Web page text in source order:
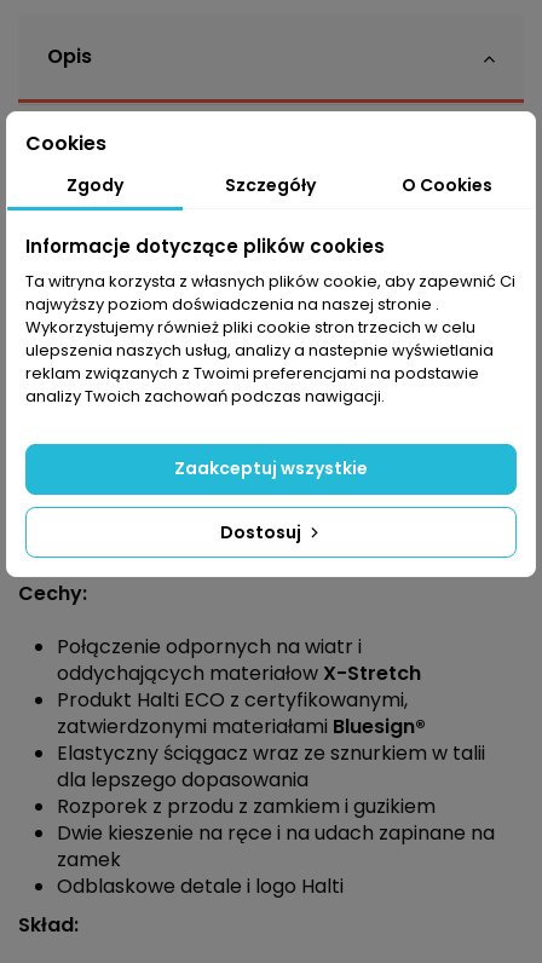
Opis
Halti Pallas to męskie szorty X-Stretch o doskonałym
dopasowaniu i długości. Spodenki są specjalnie
zaprojektowane do aktywnego użytku na zewnątrz
Tkanina jest mieszanką dwóch materiałów
Stretch, które są odporne na wiatr i wodę, a
jednocześnie są wyjątkowo oddychające i
rozciągliwe. Model ten to ekologiczny produkt Halti,
którego materiały posiadają certyfikat zatwierdzony
przezBluesign®.
X-Stretch to wiatroszczelny i odporny na wilgoć
materiał. Jego elastyczność sprawdza się idealnie
podczas każdego rodzaju aktywności fizycznej, a
dzięki właściwościom oddychającym szybko schnie.
Cechy:
Połączenie odpornych na wiatr i
oddychających materiałow X-Stretch
Produkt Halti ECO z certyfikowanymi,
zatwierdzonymi materiałami Bluesign®
Elastyczny ściągacz wraz ze sznurkiem w talii
dla lepszego dopasowania
Rozporek z przodu z zamkiem i guzikiem
Dwie kieszenie na ręce i na udach zapinane na
zamek
Odblaskowe detale i logo Halti
Skład:
Cookies
Zgody Szczegóły O Cookies
Informacje dotyczące plików cookies
Ta witryna korzysta z własnych plików cookie, aby zapewnić Ci
najwyższy poziom doświadczenia na naszej stronie .
Wykorzystujemy również pliki cookie stron trzecich w celu
ulepszenia naszych usług, analizy a nastepnie wyświetlania
reklam związanych z Twoimi preferencjami na podstawie
analizy Twoich zachowań podczas nawigacji.
Dostosuj
Zaakceptuj wszystkie